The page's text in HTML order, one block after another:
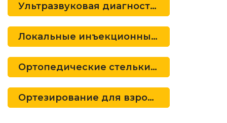
Ультразвуковая диагностика для
Локальные инъекционные методы для
Ортопедические стельки взрослые
Ортезирование для взрослых